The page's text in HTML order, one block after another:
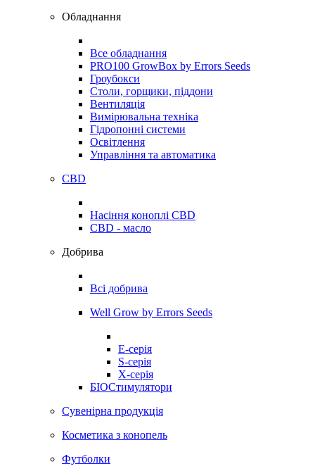
Обладнання
Все обладнання
PRO100 GrowBox by Errors Seeds
Гроубокси
Столи, горщики, піддони
Вентиляція
Вимірювальна техніка
Гідропонні системи
Освітлення
Управління та автоматика
CBD
Насіння коноплі CBD
CBD - масло
Добрива
Всі добрива
Well Grow by Errors Seeds
E-серія
S-серія
X-серія
БІОСтимулятори
Сувенірна продукція
Косметика з конопель
Футболки